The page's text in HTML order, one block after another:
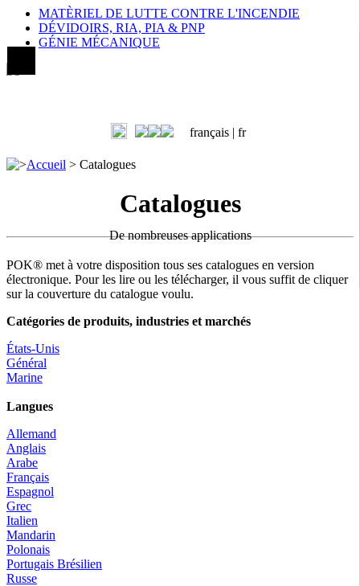
MATÈRIEL DE LUTTE CONTRE L'INCENDIE
DÉVIDOIRS, RIA, PIA & PNP
GÉNIE MÉCANIQUE
français | fr
>Accueil > Catalogues
Catalogues
De nombreuses applications
POK® met à votre disposition tous ses catalogues en version
électronique. Pour les lire ou les télécharger, il vous suffit de cliquer
sur la couverture du catalogue voulu.
Catégories de produits, industries et marchés
États-Unis
Général
Marine
Langues
Allemand
Anglais
Arabe
Français
Espagnol
Grec
Italien
Mandarin
Polonais
Portugais Brésilien
Russe